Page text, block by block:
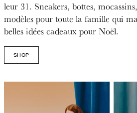
leur 31. Sneakers, bottes,
modèles pour toute la famille qui
belles idées cadeaux pour Noël.
SHOP